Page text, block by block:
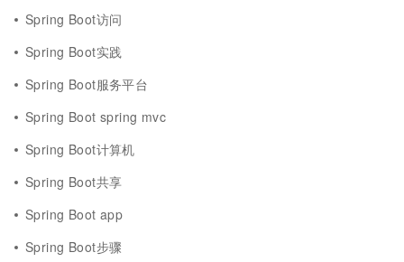
Spring Boot访问
Spring Boot实践
Spring Boot服务平台
Spring Boot spring mvc
Spring Boot计算机
Spring Boot共享
Spring Boot app
Spring Boot步骤